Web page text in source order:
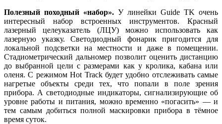
Полезный походный «набор». У линейки Guide TK очень
интересный набор встроенных инструментов. Красный
лазерный целеуказатель (ЛЦУ) можно использовать как
лазерную указку. Светодиодный фонарик пригодится для
локальной подсветки на местности и даже в помещении.
Стадиометрический дальномер позволит оценить дистанцию
до выбранной цели с размерами как у кролика, кабана или
оленя. С режимом Hot Track будет удобно отслеживать самые
нагретые объекты среди тех, что попали в поле зрения
прибора. А светодиодные индикаторы, сигнализирующие об
уровне работы и питания, можно временно «погасить» — и
тем самым добиться полной маскировки прибора в тёмное
время суток.